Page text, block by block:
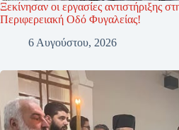
Ξεκίνησαν οι εργασίες αντιστήριξης
Περιφερειακή Οδό Φυγαλείας!
6 Αυγούστου, 2026